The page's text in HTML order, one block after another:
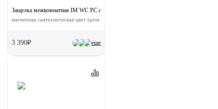
еще
Защелка межкомнатная IM WC PC с ответной планкой
магнитная сантехническая цвет хром
3 390₽